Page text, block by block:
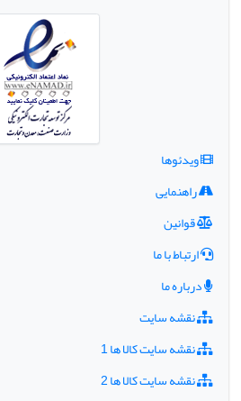
ویدئوها
راهنمایی
قوانین
ارتباط با ما
درباره ما
نقشه سایت
نقشه سایت کالا ها 1
نقشه سایت کالا ها 2